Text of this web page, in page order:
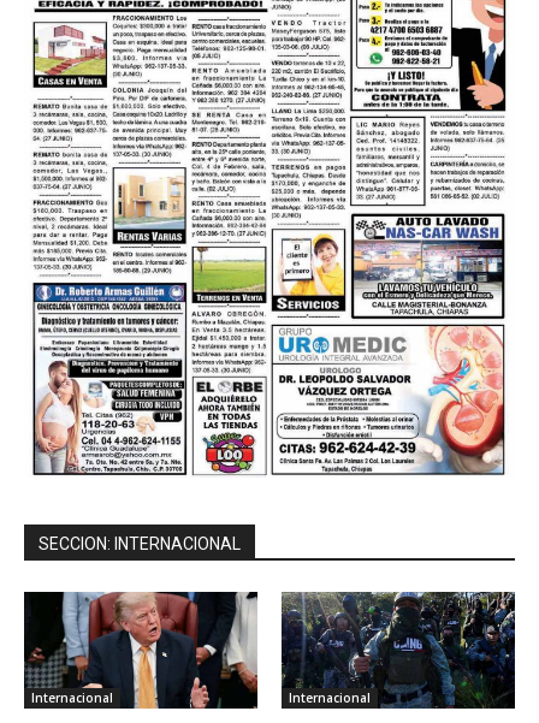
SECCION: INTERNACIONAL
Internacional Internacional